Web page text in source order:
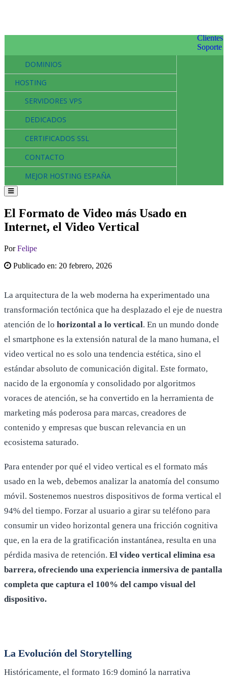
Clientes
Soporte
DOMINIOS
HOSTING
SERVIDORES VPS
DEDICADOS
CERTIFICADOS SSL
CONTACTO
MEJOR HOSTING ESPAÑA
El Formato de Video más Usado en
Internet, el Video Vertical
PorFelipe
Publicado en: 20 febrero, 2026
La arquitectura de la web moderna ha experimentado una
transformación tectónica que ha desplazado el eje de nuestra
atención de lo horizontal a lo vertical. En un mundo donde
el smartphone es la extensión natural de la mano humana, el
video vertical no es solo una tendencia estética, sino el
estándar absoluto de comunicación digital. Este formato,
nacido de la ergonomía y consolidado por algoritmos
voraces de atención, se ha convertido en la herramienta de
marketing más poderosa para marcas, creadores de
contenido y empresas que buscan relevancia en un
ecosistema saturado.
Para entender por qué el video vertical es el formato más
usado en la web, debemos analizar la anatomía del consumo
móvil. Sostenemos nuestros dispositivos de forma vertical el
94% del tiempo. Forzar al usuario a girar su teléfono para
consumir un video horizontal genera una fricción cognitiva
que, en la era de la gratificación instantánea, resulta en una
pérdida masiva de retención. El video vertical elimina esa
barrera, ofreciendo una experiencia inmersiva de pantalla
completa que captura el 100% del campo visual del
dispositivo.
La Evolución del Storytelling
Históricamente, el formato 16:9 dominó la narrativa